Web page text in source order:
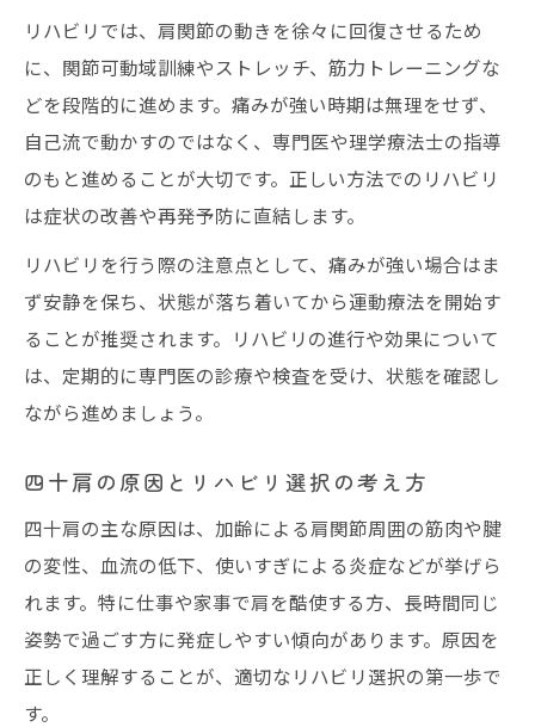
四十肩の症状に合わせたリハビリの選択肢
リハビリで改善する四十肩の動かし方
四十肩リハビリ中の痛み対策と注意点
菊陽町で安心できる四十肩ケアの実践法
安心して続ける四十肩リハビリの方法
四十肩リハビリで大切な地域サポート
四十肩ケアに役立つ相談先の選び方
四十肩リハビリで地域密着サポートを活用
四十肩回復のための地域連携ケアとは
専門的視点で見る四十肩リハビリの効果
専門家が伝える四十肩リハビリの成果
四十肩改善のための効果的なリハビリ例
四十肩リハビリで期待できる回復の流れ
リハビリ成果を高める四十肩ケアの秘訣
四十肩の症状改善なら地域密着サポート
四十肩リハビリと地域サポートの関係性
リハビリでは、肩関節の動きを徐々に回復させるため
に、関節可動域訓練やストレッチ、筋力トレーニングな
どを段階的に進めます。痛みが強い時期は無理をせず、
自己流で動かすのではなく、専門医や理学療法士の指導
のもと進めることが大切です。正しい方法でのリハビリ
は症状の改善や再発予防に直結します。
リハビリを行う際の注意点として、痛みが強い場合はま
ず安静を保ち、状態が落ち着いてから運動療法を開始す
ることが推奨されます。リハビリの進行や効果について
は、定期的に専門医の診療や検査を受け、状態を確認し
ながら進めましょう。
四十肩の原因とリハビリ選択の考え方
四十肩の主な原因は、加齢による肩関節周囲の筋肉や腱
の変性、血流の低下、使いすぎによる炎症などが挙げら
れます。特に仕事や家事で肩を酷使する方、長時間同じ
姿勢で過ごす方に発症しやすい傾向があります。原因を
正しく理解することが、適切なリハビリ選択の第一歩で
す。